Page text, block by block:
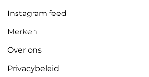
Instagram feed
Merken
Over ons
Privacybeleid